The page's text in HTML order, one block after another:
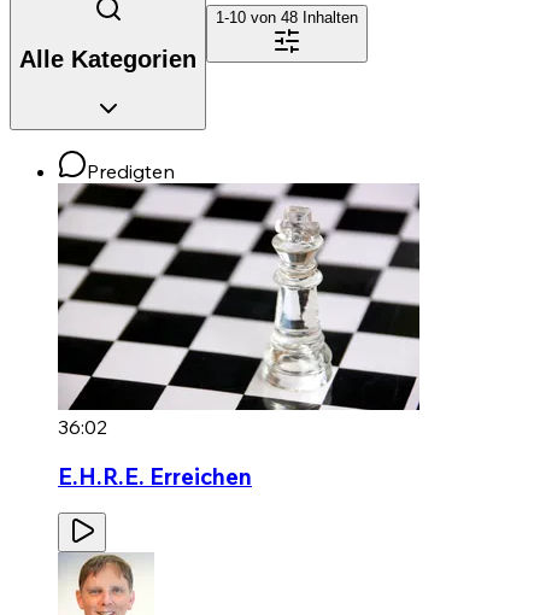
Alle Kategorien
1-10 von 48 Inhalten
Predigten
36:02
E.H.R.E. Erreichen